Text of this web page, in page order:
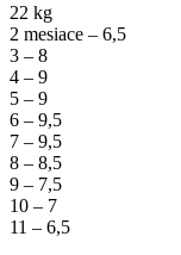
22 kg
2 mesiace – 6,5
3 – 8
4 – 9
5 – 9
6 – 9,5
7 – 9,5
8 – 8,5
9 – 7,5
10 – 7
11 – 6,5